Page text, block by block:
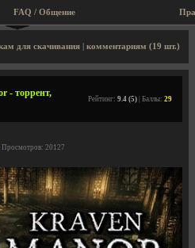
FAQ / Общение
скриншоты, видео
для скачивания комментариям (19 шт.)
- торрент,
Рейтинг: 9.4 (5) | Баллы: 29
| Просмотров: 20127